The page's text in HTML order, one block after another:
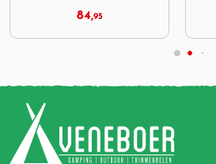
109,95 89,